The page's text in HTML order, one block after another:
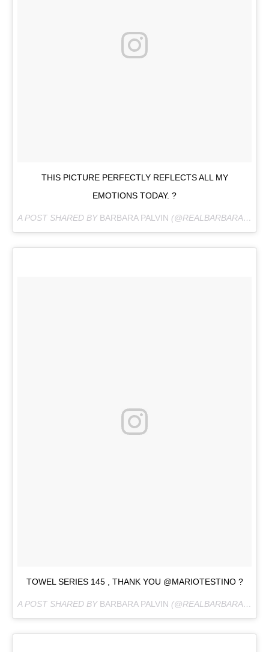
THIS PICTURE PERFECTLY REFLECTS ALL MY
EMOTIONS TODAY. ?
A POST SHARED BY BARBARA PALVIN (@REALBARBARAPALVIN) ON
TOWEL SERIES 145 , THANK YOU @MARIOTESTINO ?
A POST SHARED BY BARBARA PALVIN (@REALBARBARAPALVIN) ON